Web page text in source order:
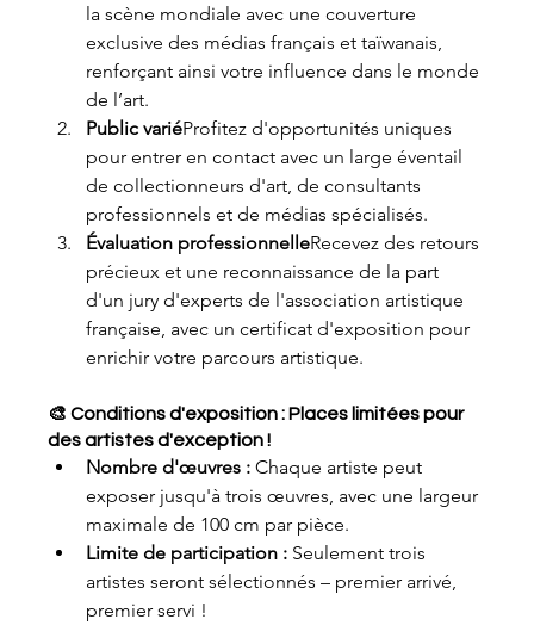
la scène mondiale avec une couverture
exclusive des médias français et taïwanais,
renforçant ainsi votre influence dans le monde
de l’art.
Public variéProfitez d'opportunités uniques
pour entrer en contact avec un large éventail
de collectionneurs d'art, de consultants
professionnels et de médias spécialisés.
Évaluation professionnelleRecevez des retours
précieux et une reconnaissance de la part
d'un jury d'experts de l'association artistique
française, avec un certificat d'exposition pour
enrichir votre parcours artistique.
🎨 Conditions d'exposition : Places limitées pour
des artistes d'exception !
Nombre d'œuvres : Chaque artiste peut
exposer jusqu'à trois œuvres, avec une largeur
maximale de 100 cm par pièce.
Limite de participation : Seulement trois
artistes seront sélectionnés – premier arrivé,
premier servi !